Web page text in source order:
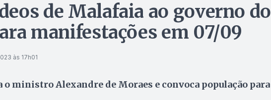
de Malafaia ao governo do
manifestações em 07/09
às 17h01
ministro Alexandre de Moraes e convoca população para